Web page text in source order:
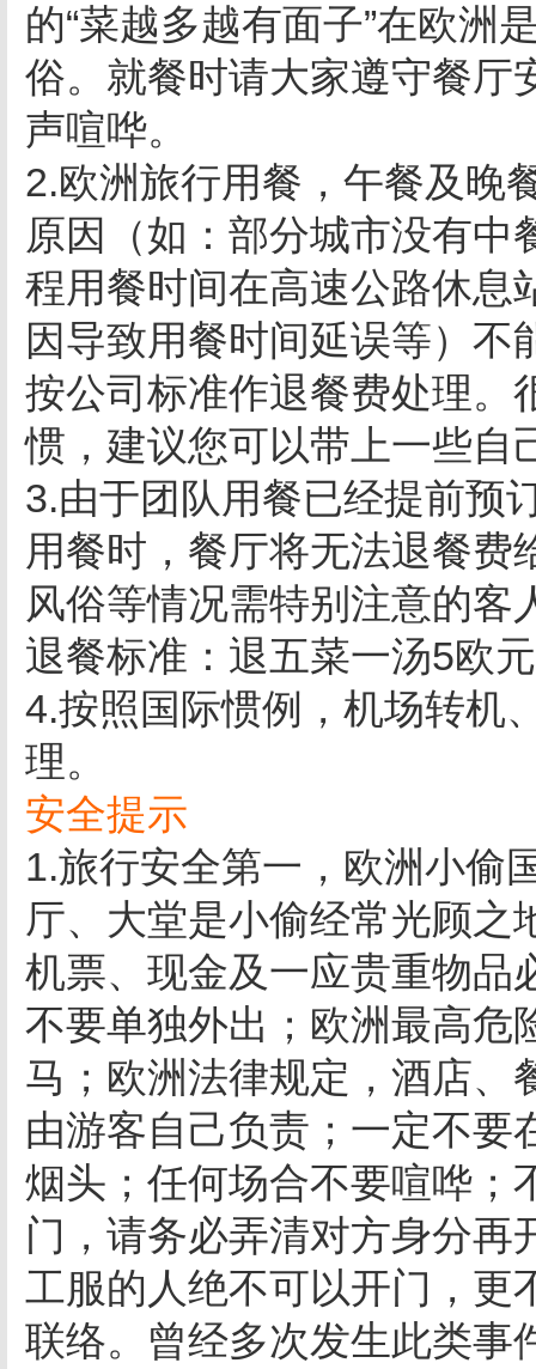
的“菜越多越有面子”在欧洲
俗。就餐时请大家遵守餐厅
声喧哗。
2.欧洲旅行用餐，午餐及晚
原因（如：部分城市没有中
程用餐时间在高速公路休息
因导致用餐时间延误等）
按公司标准作退餐费处理。
惯，建议您可以带上一些自
3.由于团队用餐已经提前预
用餐时，餐厅将无法退餐费
风俗等情况需特别注意的客
退餐标准：退五菜一汤5欧
4.按照国际惯例，机场转机
理。
安全提示
1.旅行安全第一，欧洲小偷
厅、大堂是小偷经常光顾之
机票、现金及一应贵重物品
不要单独外出；欧洲最高危
马；欧洲法律规定，酒店、
由游客自己负责；一定不要
烟头；任何场合不要喧哗；
门，请务必弄清对方身分再
工服的人绝不可以开门，更
联络。曾经多次发生此类事